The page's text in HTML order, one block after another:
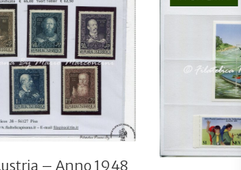
€40,00
€28,00
– Anno 1948